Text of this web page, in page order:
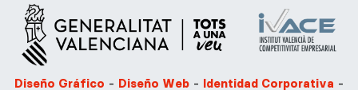
Diseño Gráfico - Diseño Web - Identidad Corporativa -